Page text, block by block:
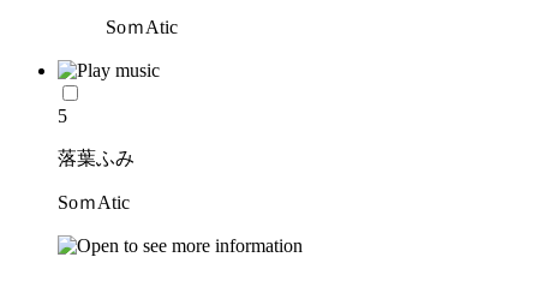
SoｍAtic
5
落葉ふみ
SoｍAtic